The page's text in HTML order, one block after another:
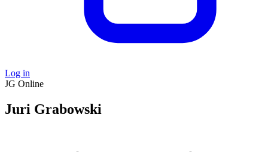
Log in
JG Online
Juri Grabowski